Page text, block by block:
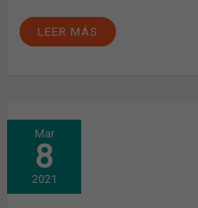
LEER MÁS
Mar
8
2021
“MUJERES
FARMACÉUTICAS.
UN
PASO
ADELANTE”.
CINCO
VISIONES